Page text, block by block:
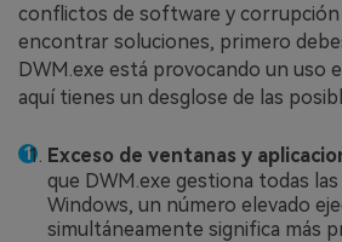
conflictos de software y corrupción
encontrar soluciones, primero
DWM.exe está provocando un uso
aquí tienes un desglose de las
Exceso de ventanas y
que DWM.exe gestiona todas
Windows, un número elevado
simultáneamente significa más